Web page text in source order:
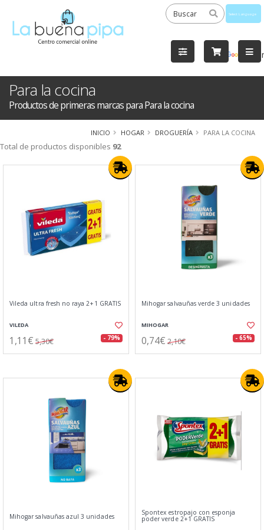
by
Para la cocina
Productos de primeras marcas para Para la cocina
INICIO HOGAR DROGUERÍA PARA LA COCINA
Total de productos disponibles 92
Vileda ultra fresh no raya 2+1 GRATIS
VILEDA
1,11€ 5,30€ - 79%
Mihogar salvauñas verde 3 unidades
MIHOGAR
0,74€ 2,10€ - 65%
Mihogar salvauñas azul 3 unidades Spontex estropajo con esponja
poder verde 2+1 GRATIS